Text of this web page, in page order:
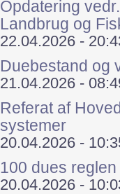
Opdatering
Landbrug og
22.04.2026 -
Duebestand og
21.04.2026 -
Referat af
systemer
20.04.2026 -
100 dues
20.04.2026 -